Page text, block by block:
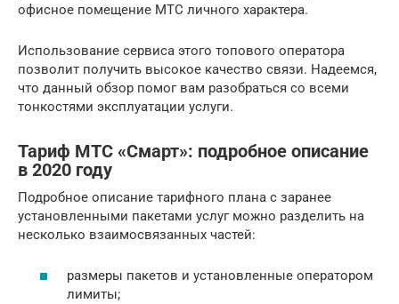
офисное помещение МТС личного характера.
Использование сервиса этого топового оператора
позволит получить высокое качество связи. Надеемся,
что данный обзор помог вам разобраться со всеми
тонкостями эксплуатации услуги.
Тариф МТС «Смарт»: подробное описание
в 2020 году
Подробное описание тарифного плана с заранее
установленными пакетами услуг можно разделить на
несколько взаимосвязанных частей:
размеры пакетов и установленные оператором
лимиты;